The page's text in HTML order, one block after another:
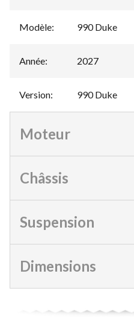
Modèle: 990 Duke
Année: 2027
Version: 990 Duke
Moteur
Châssis
Suspension
Dimensions